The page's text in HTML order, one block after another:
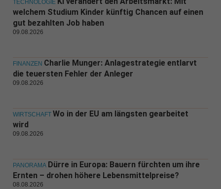
TECHNOLOGIE
welchem Studium Kinder künftig Chancen auf einen
gut bezahlten Job haben
09.08.2026
FINANZEN Charlie Munger: Anlagestrategie entlarvt
die teuersten Fehler der Anleger
09.08.2026
WIRTSCHAFT Wo in der EU am längsten gearbeitet
wird
09.08.2026
PANORAMA Dürre in Europa: Bauern fürchten um ihre
Ernten – drohen höhere Lebensmittelpreise?
08.08.2026